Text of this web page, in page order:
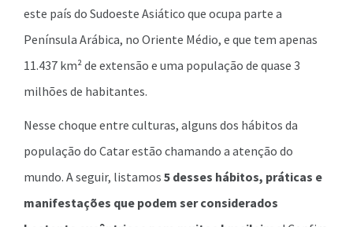
este país do Sudoeste Asiático que ocupa parte a
Península Arábica, no Oriente Médio, e que tem apenas
11.437 km² de extensão e uma população de quase 3
milhões de habitantes.
Nesse choque entre culturas, alguns dos hábitos da
população do Catar estão chamando a atenção do
mundo. A seguir, listamos 5 desses hábitos, práticas e
manifestações que podem ser considerados